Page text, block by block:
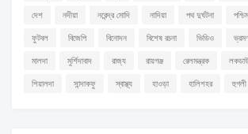
দেশ
নদীয়া নরেন্দ্র মোদি নাদিয়া পথ দুর্ঘটনা
ফুটবল
বিজেপি বিনোদন বিশেষ রচনা ভিডিও
মালদা
মুর্শিদাবাদ রাজ্য রায়গঞ্জ রেলমন্ত্রক
শিয়ালদা
সান্দাকফু স্বাস্থ্য হাওড়া হালিশহর হুগলী